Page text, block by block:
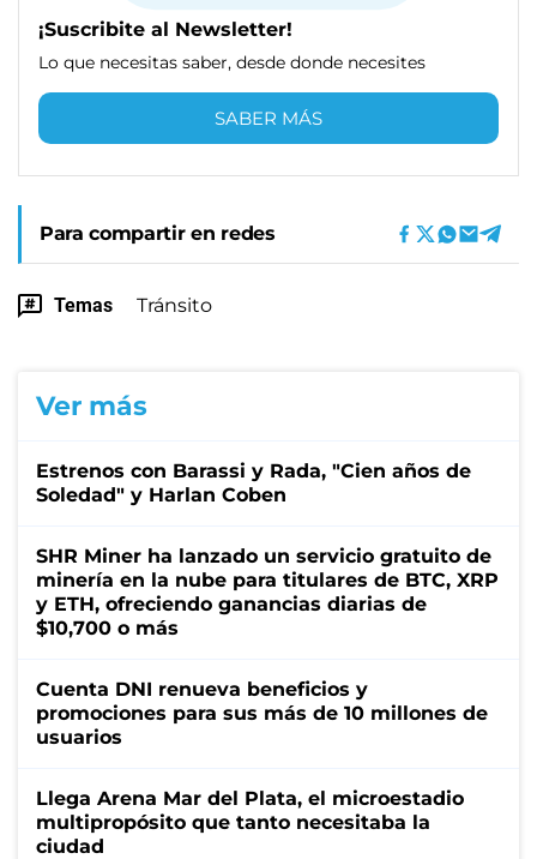
¡Suscribite al Newsletter!
Lo que necesitas saber, desde donde necesites
SABER MÁS
Para compartir en redes
Temas Tránsito
Ver más
Estrenos con Barassi y Rada, "Cien años de
Soledad" y Harlan Coben
SHR Miner ha lanzado un servicio gratuito de
minería en la nube para titulares de BTC, XRP
y ETH, ofreciendo ganancias diarias de
$10,700 o más
Cuenta DNI renueva beneficios y
promociones para sus más de 10 millones de
usuarios
Llega Arena Mar del Plata, el microestadio
multipropósito que tanto necesitaba la
ciudad